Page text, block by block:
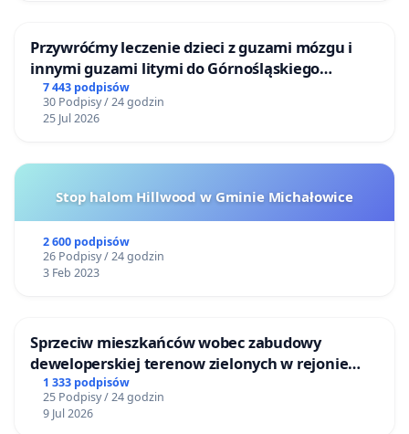
Przywróćmy leczenie dzieci z guzami mózgu i
innymi guzami litymi do Górnośląskiego
Centrum Zdrowia Dziecka w Katowicach
7 443 podpisów
30 Podpisy / 24 godzin
25 Jul 2026
Stop halom Hillwood w Gminie Michałowice
2 600 podpisów
26 Podpisy / 24 godzin
3 Feb 2023
Sprzeciw mieszkańców wobec zabudowy
deweloperskiej terenow zielonych w rejonie
Bulwarów Straceńskich w Bielsku-Białej
1 333 podpisów
25 Podpisy / 24 godzin
9 Jul 2026